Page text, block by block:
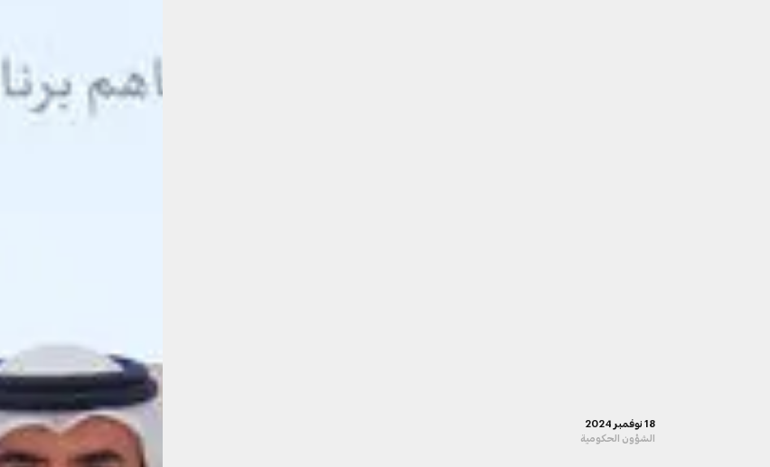
18 نوفمبر 2024
الشؤون الحكومية